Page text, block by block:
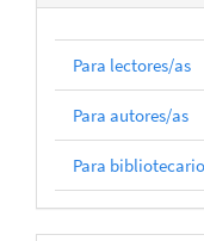
Para lectores/as
Para autores/as
Para